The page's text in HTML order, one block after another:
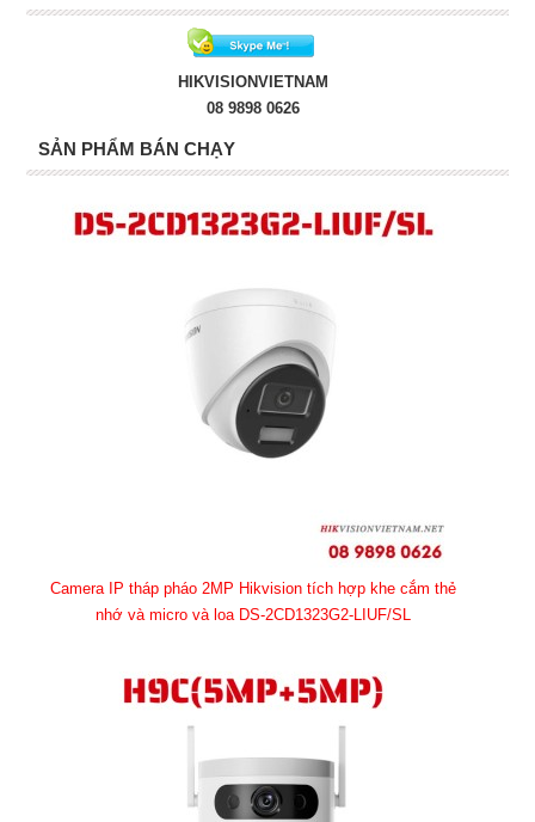
HIKVISIONVIETNAM
08 9898 0626
SẢN PHẨM BÁN CHẠY
Camera IP tháp pháo 2MP Hikvision tích hợp khe cắm thẻ
nhớ và micro và loa DS-2CD1323G2-LIUF/SL